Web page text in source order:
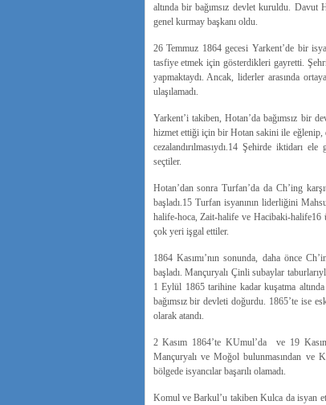
altında bir bağımsız devlet kuruldu.
genel kurmay başkanı oldu.
26 Temmuz 1864 gecesi Yarkent’de bir
tasfiye etmek için gösterdikleri gayretti.
yapmaktaydı. Ancak, liderler arasında
ulaşılamadı.
Yarkent’i takiben, Hotan’da bağımsız bir
hizmet ettiği için bir Hotan sakini ile eğlenip,
cezalandırılmasıydı.14 Şehirde iktidarı
seçtiler.
Hotan’dan sonra Turfan’da da Ch’ing
başladı.15 Turfan isyanının liderliğini
halife-hoca, Zait-halife ve Hacibaki-
çok yeri işgal ettiler.
1864 Kasımı’nın sonunda, daha önce
başladı. Mançuryalı Çinli subaylar
1 Eylül 1865 tarihine kadar kuşatma
bağımsız bir devleti doğurdu. 1865’te ise
olarak atandı.
2 Kasım 1864’te KUmul’da ve 19
Mançuryalı ve Moğol bulunmasından ve
bölgede isyancılar başarılı olamadı.
Komul ve Barkul’u takiben Kulca da isyan